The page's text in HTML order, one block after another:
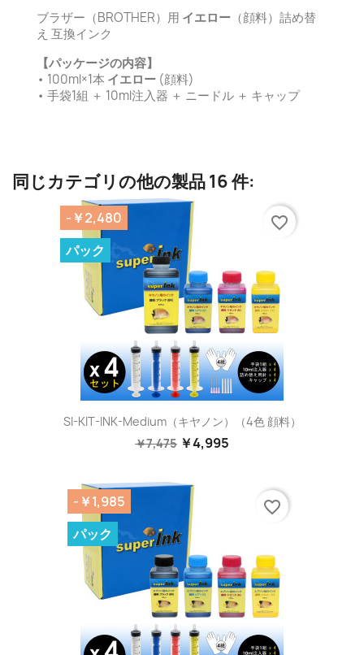
ブラザー（BROTHER）用 イエロー （顔料）詰め替
え 互換インク
【パッケージの内容】
• 100ml×1本 イエロー (顔料)
• 手袋1組 ＋ 10ml注入器 ＋ ニードル ＋ キャップ
同じカテゴリの他の製品 16 件:
SI-KIT-INK-Medium（キヤノン）（4色 顔料）
￥7,475 ￥4,995
-￥2,480
パック
favorite_border
-￥1,985
パック
favorite_border